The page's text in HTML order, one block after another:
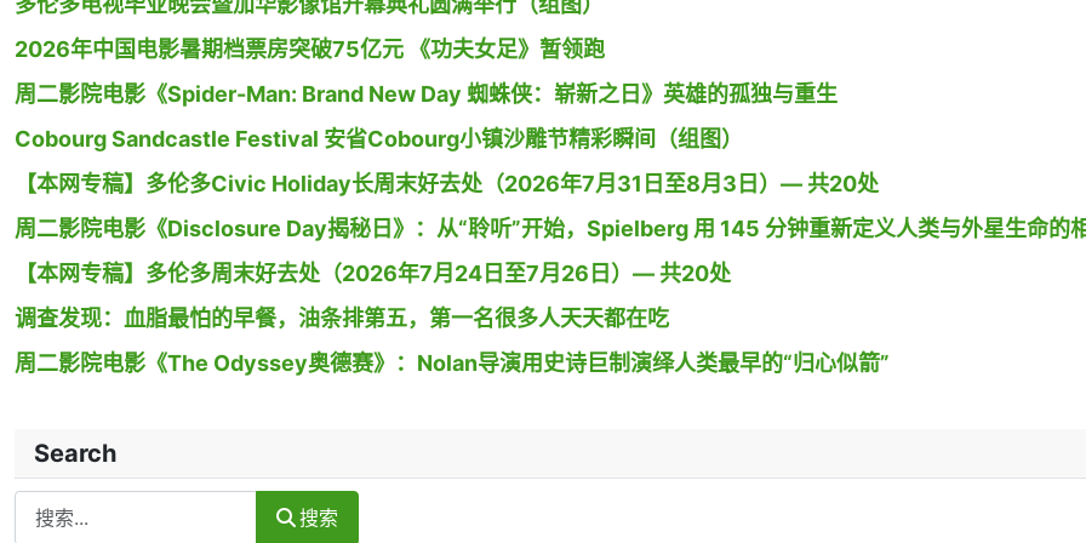
2026年中国电影暑期档票房突破75亿元 《功夫女足》暂领跑
周二影院电影《Spider-Man: Brand New Day 蜘蛛侠：崭新之日》英雄的孤独与重生
Cobourg Sandcastle Festival 安省Cobourg小镇沙雕节精彩瞬间（组图）
【本网专稿】多伦多Civic Holiday长周末好去处（2026年7月31日至8月3日）— 共20处
周二影院电影《Disclosure Day揭秘日》：从“聆听”开始，Spielberg 用 145 分钟重新定义人类与外星生命的
【本网专稿】多伦多周末好去处（2026年7月24日至7月26日）— 共20处
调查发现：血脂最怕的早餐，油条排第五，第一名很多人天天都在吃
周二影院电影《The Odyssey奥德赛》：Nolan导演用史诗巨制演绎人类最早的“归心似箭”
Search
Search
搜索